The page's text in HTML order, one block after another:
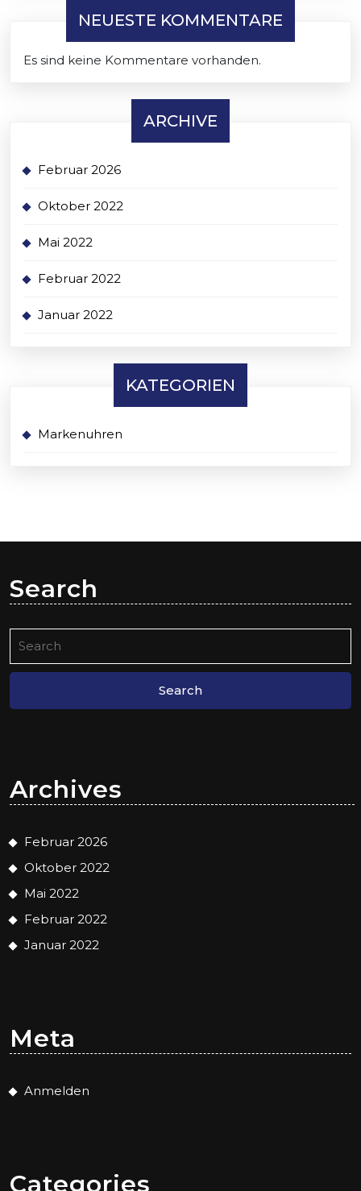
NEUESTE KOMMENTARE
Es sind keine Kommentare vorhanden.
ARCHIVE
Februar 2026
Oktober 2022
Mai 2022
Februar 2022
Januar 2022
KATEGORIEN
Markenuhren
Search
for:
Archives
Februar 2026
Oktober 2022
Mai 2022
Februar 2022
Januar 2022
Meta
Anmelden
Categories